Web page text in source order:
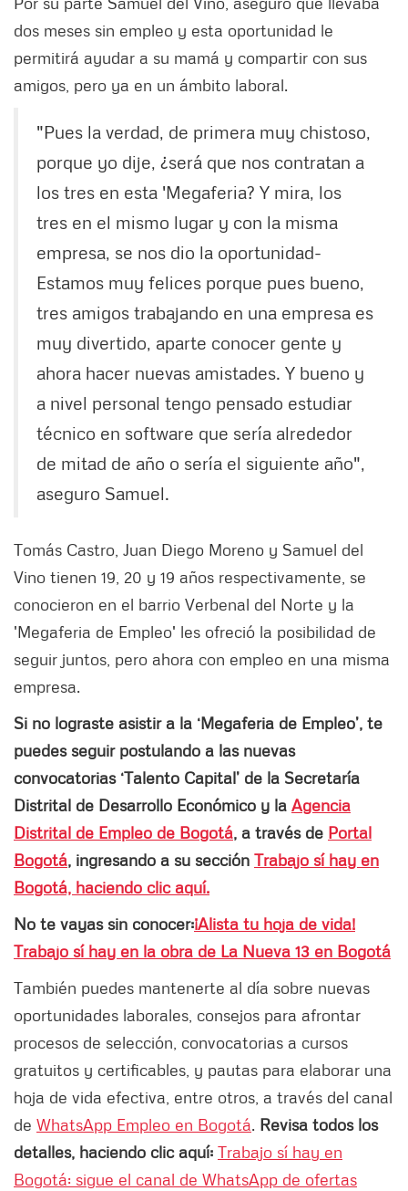
dos meses sin empleo y esta oportunidad le
permitirá ayudar a su mamá y compartir con sus
amigos, pero ya en un ámbito laboral.
"Pues la verdad, de primera muy chistoso,
porque yo dije, ¿será que nos contratan a
los tres en esta 'Megaferia? Y mira, los
tres en el mismo lugar y con la misma
empresa, se nos dio la oportunidad-
Estamos muy felices porque pues bueno,
tres amigos trabajando en una empresa es
muy divertido, aparte conocer gente y
ahora hacer nuevas amistades. Y bueno y
a nivel personal tengo pensado estudiar
técnico en software que sería alrededor
de mitad de año o sería el siguiente año",
aseguro Samuel.
Tomás Castro, Juan Diego Moreno y Samuel del
Vino tienen 19, 20 y 19 años respectivamente, se
conocieron en el barrio Verbenal del Norte y la
'Megaferia de Empleo' les ofreció la posibilidad de
seguir juntos, pero ahora con empleo en una misma
empresa.
Si no lograste asistir a la ‘Megaferia de Empleo’, te
puedes seguir postulando a las nuevas
convocatorias ‘Talento Capital’ de la Secretaría
Distrital de Desarrollo Económico y la Agencia
Distrital de Empleo de Bogotá, a través de Portal
Bogotá, ingresando a su sección Trabajo sí hay en
Bogotá, haciendo clic aquí.
No te vayas sin conocer:¡Alista tu hoja de vida!
Trabajo sí hay en la obra de La Nueva 13 en Bogotá
También puedes mantenerte al día sobre nuevas
oportunidades laborales, consejos para afrontar
procesos de selección, convocatorias a cursos
gratuitos y certificables, y pautas para elaborar una
hoja de vida efectiva, entre otros, a través del canal
de WhatsApp Empleo en Bogotá. Revisa todos los
detalles, haciendo clic aquí: Trabajo sí hay en
Bogotá: sigue el canal de WhatsApp de ofertas